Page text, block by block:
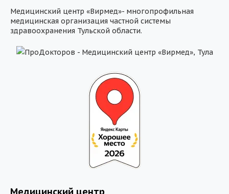
Медицинский центр «Вирмед»- многопрофильная
медицинская организация частной системы
здравоохранения Тульской области.